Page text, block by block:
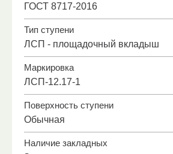
ГОСТ 8717-2016
Тип ступени
ЛСП - площадочный вкладыш
Маркировка
ЛСП-12.17-1
Поверхность ступени
Обычная
Наличие закладных